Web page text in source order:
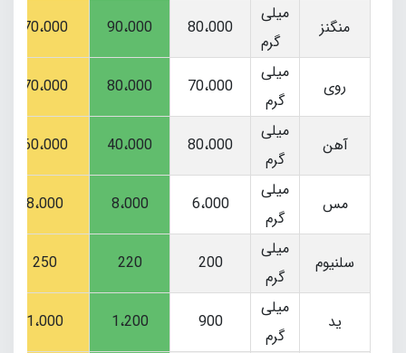
منگنز
میلی
گرم
80،000 90،000 70،000
روی
میلی
گرم
70،000 80،000 70،000
آهن
میلی
گرم
80،000 40،000 60،000
مس
میلی
گرم
6،000 8،000 8،000
سلنیوم
میلی
گرم
200
220
250
ید
میلی
گرم
900 1،200
1،000